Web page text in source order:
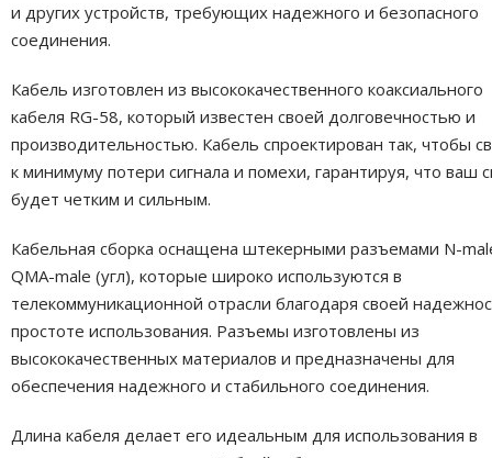
и других устройств, требующих надежного и безопасного
соединения.
Кабель изготовлен из высококачественного коаксиального
кабеля RG-58, который известен своей долговечностью и
производительностью. Кабель спроектирован так, чтобы
к минимуму потери сигнала и помехи, гарантируя, что ваш
будет четким и сильным.
Кабельная сборка оснащена штекерными разъемами N-
QMA-male (угл), которые широко используются в
телекоммуникационной отрасли благодаря своей
простоте использования. Разъемы изготовлены из
высококачественных материалов и предназначены для
обеспечения надежного и стабильного соединения.
Длина кабеля делает его идеальным для использования в